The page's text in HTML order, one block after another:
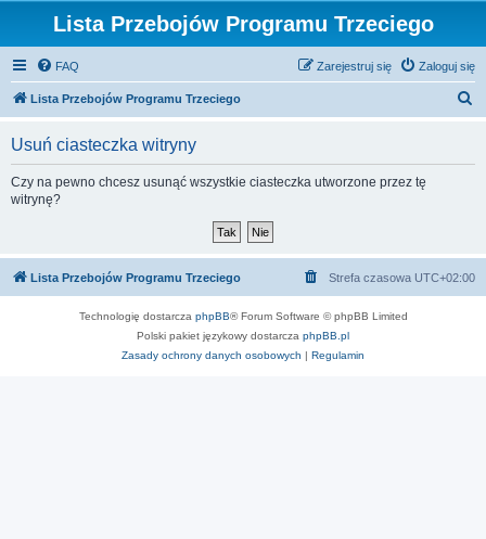
Lista Przebojów Programu Trzeciego
FAQ Zaloguj się
Zarejestruj się
Lista Przebojów Programu Trzeciego
Usuń ciasteczka witryny
Czy na pewno chcesz usunąć wszystkie ciasteczka utworzone przez tę
witrynę?
Lista Przebojów Programu Trzeciego Strefa czasowa UTC+02:00
Technologię dostarcza phpBB® Forum Software © phpBB Limited
Polski pakiet językowy dostarcza phpBB.pl
Zasady ochrony danych osobowych | Regulamin